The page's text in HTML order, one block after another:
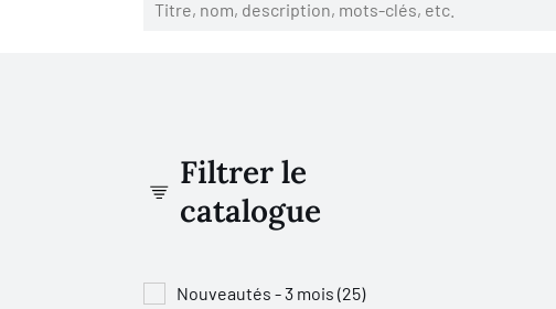
Filtrer le
catalogue
Nouveautés - 3 mois (25)